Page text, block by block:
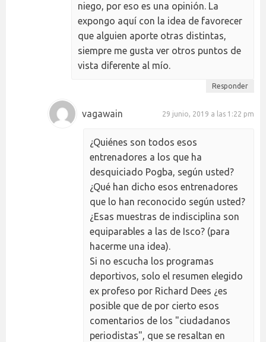
niego, por eso es una opinión. La
expongo aquí con la idea de favorecer
que alguien aporte otras distintas,
siempre me gusta ver otros puntos de
vista diferente al mío.
Responder
vagawain 29 junio, 2019 a las 1:22 pm
¿Quiénes son todos esos
entrenadores a los que ha
desquiciado Pogba, según usted?
¿Qué han dicho esos entrenadores
que lo han reconocido según usted?
¿Esas muestras de indisciplina son
equiparables a las de Isco? (para
hacerme una idea).
Si no escucha los programas
deportivos, solo el resumen elegido
ex profeso por Richard Dees ¿es
posible que de por cierto esos
comentarios de los "ciudadanos
periodistas", que se resaltan en